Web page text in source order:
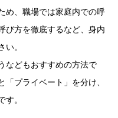
め、職場では家庭内での呼
び方を徹底するなど、身内
い。
などもおすすめの方法で
プライベート」を分け、
。